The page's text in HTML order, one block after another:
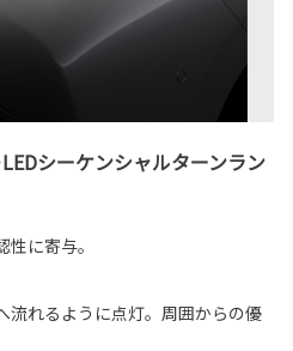
シーケンシャルターンラン
に寄与。
流れるように点灯。周囲からの優